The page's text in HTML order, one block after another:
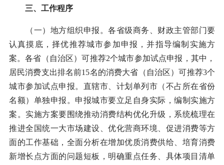
三、工作程序
（一）地方组织申报。各省级商务、财政主管部门要
认真摸底，择优推荐城市参加申报，并指导编制实施方
案。各省（自治区）可推荐2个城市参加试点申报，其中，
居民消费支出排名前15名的消费大省（自治区）可推荐3个
城市参加试点申报。直辖市、计划单列市（不占所在省份
名额）单独申报。申报城市要立足自身实际，编制实施方
案。实施方案要围绕推动消费结构优化升级，系统梳理在
推进全国统一大市场建设、优化营商环境、促进消费等方
面的工作基础，全面分析在增加优质消费供给、培育消费
新增长点方面的问题短板，明确重点任务、具体项目清单